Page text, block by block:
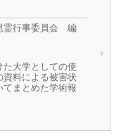
霊行事委員会 編
た大学としての使
資料による被害状
てまとめた学術報